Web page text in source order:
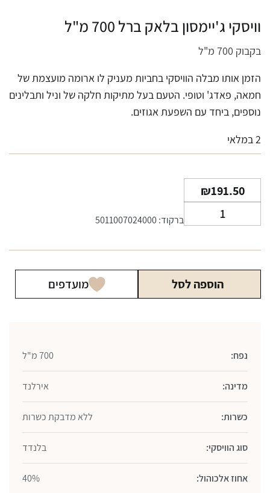
וויסקי ג'יימסון בלאק ברל 700 מ"ל
בקבוק 700 מ"ל
הזמן אותו מבלה הוויסקי בחביות מעניק לו ארומה מועצמת של
חמאה, פאדג' וטופי. הטעם בעל מתיקות חלקה של וניל ותבלינים
נוספים, ביחד עם השפעת אגוזים.
2 במלאי
₪191.50
של
ברקוד: 5011007024000
הוספה לסל מועדפים
נפח: 700 מ"ל
מדינה: אירלנד
כשרות: ללא מדבקת כשרות
סוג הוויסקי: בלנדד
אחוז אלכוהול: 40%